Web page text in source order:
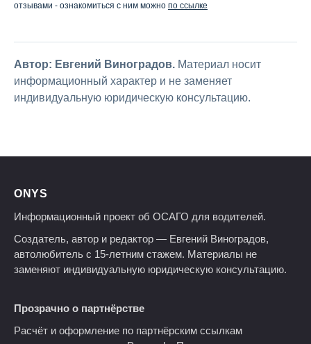
отзывами - ознакомиться с ним можно по ссылке
Автор: Евгений Виноградов. Материал носит
информационный характер и не заменяет
индивидуальную юридическую консультацию.
ONYS
Информационный проект об ОСАГО для водителей.
Создатель, автор и редактор — Евгений Виноградов,
автолюбитель с 15-летним стажем. Материалы не
заменяют индивидуальную юридическую консультацию.
Прозрачно о партнёрстве
Расчёт и оформление по партнёрским ссылкам